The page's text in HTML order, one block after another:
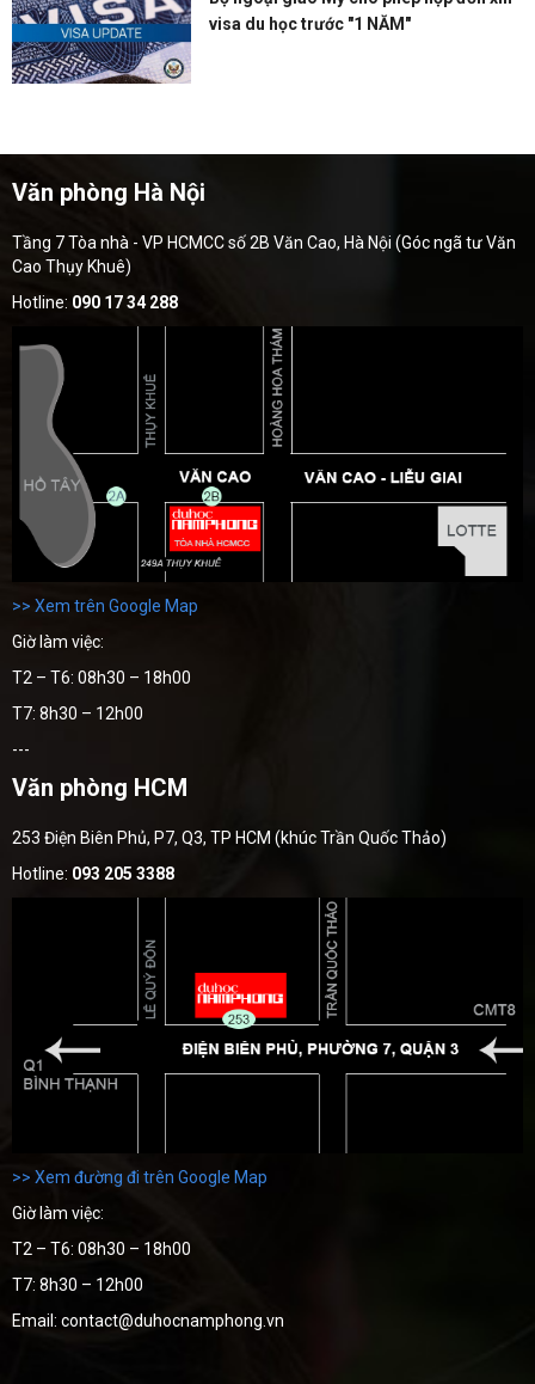
visa du học trước "1 NĂM"
Văn phòng Hà Nội
Tầng 7 Tòa nhà - VP HCMCC số 2B Văn Cao, Hà Nội (Góc ngã tư Văn
Cao Thụy Khuê)
Hotline: 090 17 34 288
>> Xem trên Google Map
Giờ làm việc:
T2 – T6: 08h30 – 18h00
T7: 8h30 – 12h00
---
Văn phòng HCM
253 Điện Biên Phủ, P7, Q3, TP HCM (khúc Trần Quốc Thảo)
Hotline: 093 205 3388
>> Xem đường đi trên Google Map
Giờ làm việc:
T2 – T6: 08h30 – 18h00
T7: 8h30 – 12h00
Email: contact@duhocnamphong.vn